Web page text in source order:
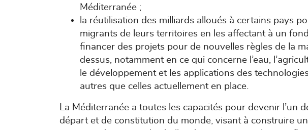
Méditerranée ;
la réutilisation des milliards alloués à certains pays
migrants de leurs territoires en les affectant à un
financer des projets pour de nouvelles règles de la
dessus, notamment en ce qui concerne l’eau,
le développement et les applications des
autres que celles actuellement en place.
La Méditerranée a toutes les capacités pour devenir l’un
départ et de constitution du monde, visant à construire